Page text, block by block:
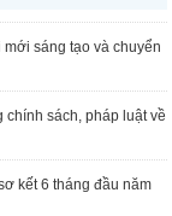
sáng tạo và chuyển
sách, pháp luật về
kết 6 tháng đầu năm